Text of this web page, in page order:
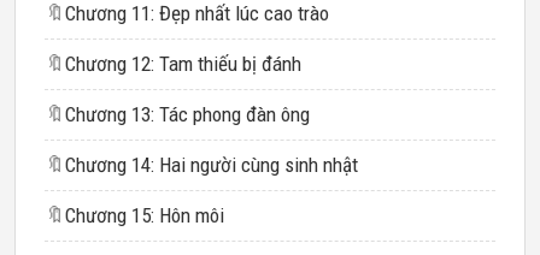
🔖 Chương 11: Đẹp nhất lúc cao trào
🔖 Chương 12: Tam thiếu bị đánh
🔖 Chương 13: Tác phong đàn ông
🔖 Chương 14: Hai người cùng sinh nhật
🔖 Chương 15: Hôn môi